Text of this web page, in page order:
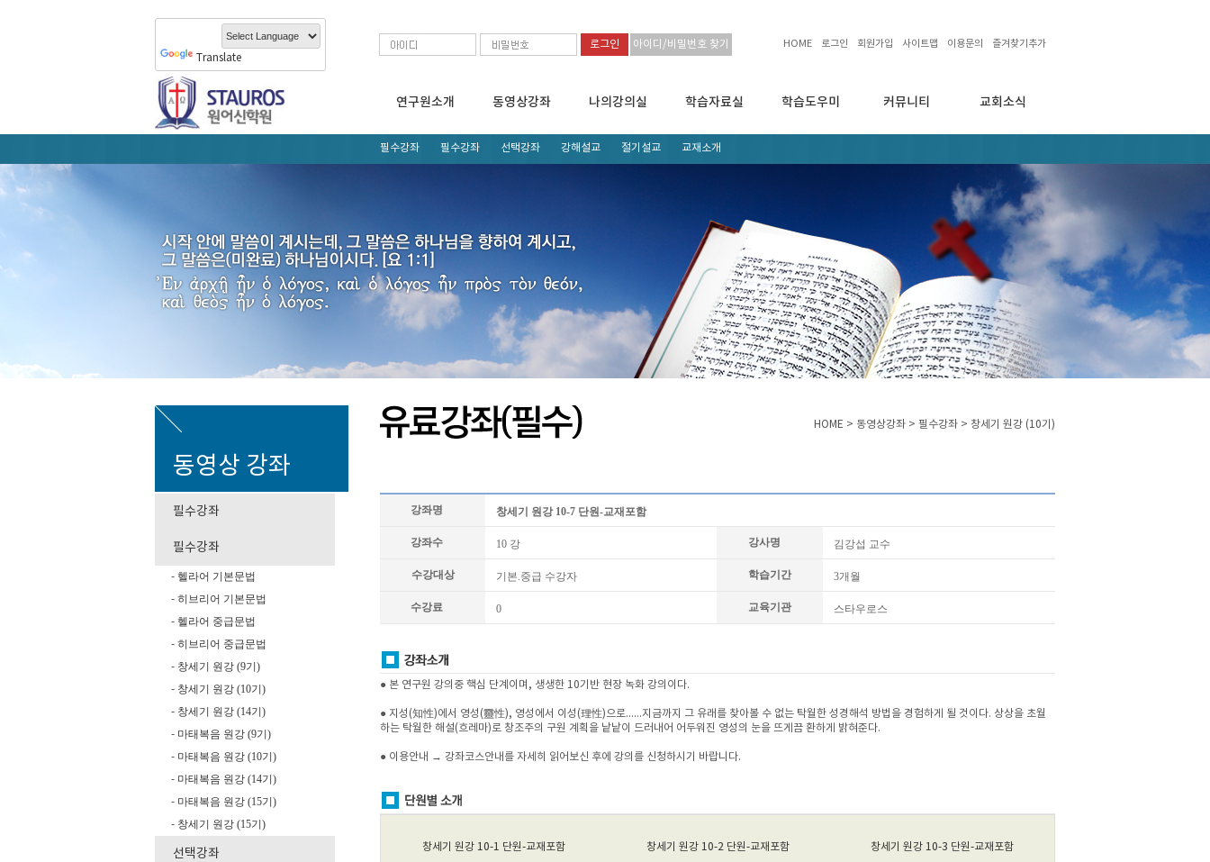
Translate
아이디/비밀번호 찾기 HOME 로그인 회원가입 사이트맵 이용문의 즐겨찾기추가
연구원소개 동영상강좌 나의강의실 학습자료실 학습도우미 커뮤니티 교회소식
필수강좌 필수강좌 선택강좌 강해설교 절기설교 교재소개
동영상 강좌
필수강좌
필수강좌
- 헬라어 기본문법
- 히브리어 기본문법
- 헬라어 중급문법
- 히브리어 중급문법
- 창세기 원강 (9기)
- 창세기 원강 (10기)
- 창세기 원강 (14기)
- 마태복음 원강 (9기)
- 마태복음 원강 (10기)
- 마태복음 원강 (14기)
- 마태복음 원강 (15기)
- 창세기 원강 (15기)
선택강좌
HOME > 동영상강좌 > 필수강좌 > 창세기 원강 (10기)
강좌명 창세기 원강 10-7 단원-교재포함
강좌수 10 강 강사명 김강섭 교수
수강대상 기본.중급 수강자 학습기간 3개월
수강료 0 교육기관 스타우로스
● 본 연구원 강의중 핵심 단계이며, 생생한 10기반 현장 녹화 강의이다.
● 지성(知性)에서 영성(靈性), 영성에서 이성(理性)으로......지금까지 그 유래를 찾아볼 수 없는 탁월한 성경해석 방법을 경험하게 될 것이다. 상상을 초월
하는 탁월한 해설(흐레마)로 창조주의 구원 계획을 낱낱이 드러내어 어두워진 영성의 눈을 뜨게끔 환하게 밝혀준다.
● 이용안내 → 강좌코스안내를 자세히 읽어보신 후에 강의를 신청하시기 바랍니다.
창세기 원강 10-1 단원-교재포함 창세기 원강 10-2 단원-교재포함 창세기 원강 10-3 단원-교재포함